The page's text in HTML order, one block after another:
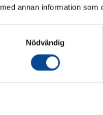
med annan information som
Nödvändig
El. Trappklättrare
48 125 kr